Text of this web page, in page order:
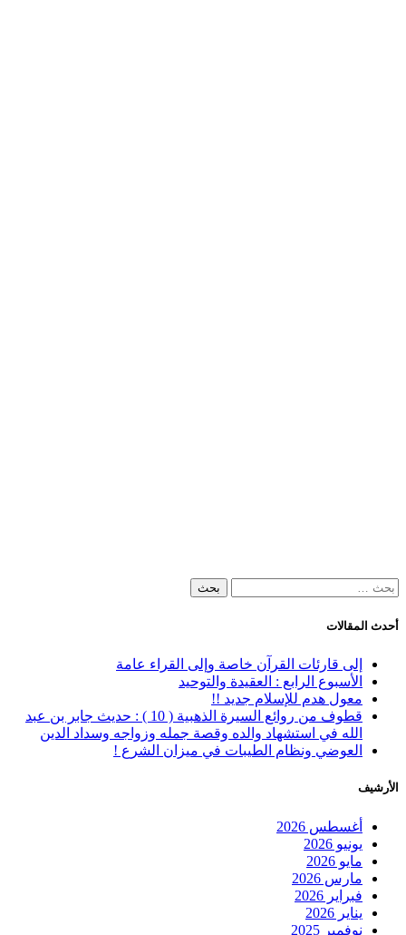
البحث
أحدث المقالات
إلى قارئات القرآن خاصة وإلى القراء عامة
الأسبوع الرابع : العقيدة والتوحيد
معول هدم للإسلام جديد !!
قطوف من روائع السيرة الذهبية ( 10 ) : حديث جابر بن عبد
الله في استشهاد والده وقصة جمله وزواجه وسداد الدين
العوضي ونظام الطيبات في ميزان الشرع !
الأرشيف
أغسطس 2026
يونيو 2026
مايو 2026
مارس 2026
فبراير 2026
يناير 2026
نوفمبر 2025